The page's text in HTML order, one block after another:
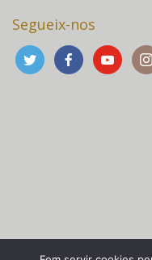
Segueix-nos